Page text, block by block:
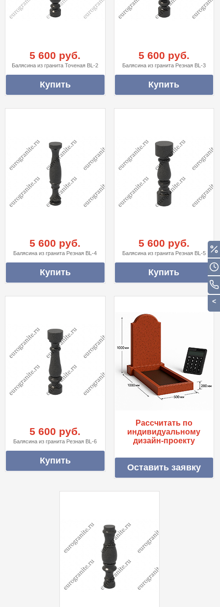
5 600 руб.
Балясина из гранита Точеная BL-2
5 600 руб.
Балясина из гранита Резная BL-3
5 600 руб.
Балясина из гранита Резная BL-4
5 600 руб.
Балясина из гранита Резная BL-5
5 600 руб.
Балясина из гранита Резная BL-6
Рассчитать по
индивидуальному
дизайн-проекту
Оставить заявку